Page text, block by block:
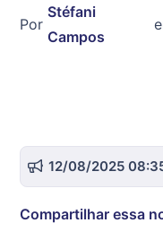
Por
Stéfani
Campos
12/08/2025
Compartilhar essa